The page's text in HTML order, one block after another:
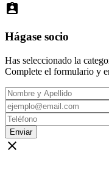
assignment_ind
Hágase socio
Has seleccionado la
Complete el formulario y
close